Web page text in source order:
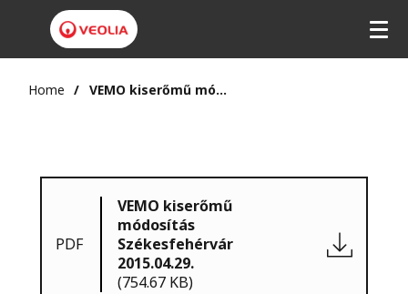
Home VEMO kiserőmű módosítás Székesfehérvár 2015.04.29.
PDF
VEMO kiserőmű
módosítás
Székesfehérvár
2015.04.29.
(754.67 KB)